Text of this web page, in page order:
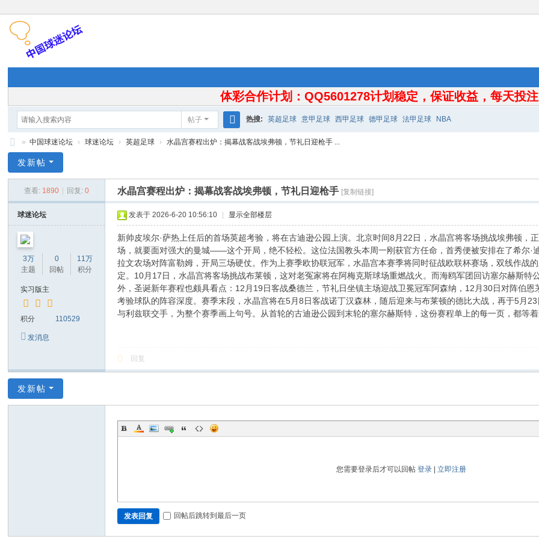
体彩合作计划：QQ5601278计划稳定，保证收益，每天投
帖子
搜
热搜: 英超足球 意甲足球 西甲足球 德甲足球 法甲足球 NBA
国
迷
论
坛
» 中国球迷论坛 › 球迷论坛 › 英超足球 › 水晶宫赛程出炉：揭幕战客战埃弗顿，节礼日迎枪手 ...
发新帖
查看: 1890 回复: 0 水晶宫赛程出炉：揭幕战客战埃弗顿，节礼日迎枪手 [复制链接]
球迷论坛
3万
主题
0
回帖
11万
积分
实习版主
积分 110529
发消息
发表于 2026-6-20 10:56:10 显示全部楼层
新帅皮埃尔·萨热上任后的首场英超考验，将在古迪逊公园上演。北京时间8月22日，水晶宫将客场挑战埃弗顿，
场，就要面对强大的曼城——这个开局，绝不轻松。这位法国教头本周一刚获官方任命，首秀便被安排在了希尔·
拉文农场对阵富勒姆，开局三场硬仗。作为上赛季欧协联冠军，水晶宫本赛季将同时征战欧联杯赛场，双线作战
定。10月17日，水晶宫将客场挑战布莱顿，这对老冤家将在阿梅克斯球场重燃战火。而海鸥军团回访塞尔赫斯
外，圣诞新年赛程也颇具看点：12月19日客战桑德兰，节礼日坐镇主场迎战卫冕冠军阿森纳，12月30日对阵伯
考验球队的阵容深度。赛季末段，水晶宫将在5月8日客战诺丁汉森林，随后迎来与布莱顿的德比大战，再于5月
与利兹联交手，为整个赛季画上句号。从首轮的古迪逊公园到末轮的塞尔赫斯特，这份赛程单上的每一页，都等着
回复
发新帖
您需要登录后才可以回帖登录 |立即注册
发表回复 回帖后跳转到最后一页